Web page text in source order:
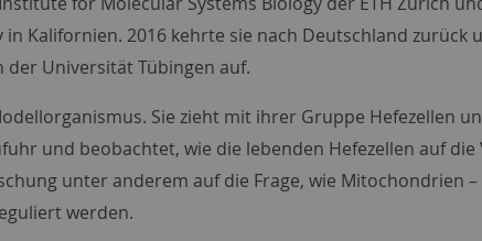
Kalifornien. 2016 kehrte sie nach Deutschland zurück
der Universität Tübingen auf.
Sie zieht mit ihrer Gruppe Hefezellen
und beobachtet, wie die lebenden Hefezellen auf
unter anderem auf die Frage, wie Mitochondrien
werden.